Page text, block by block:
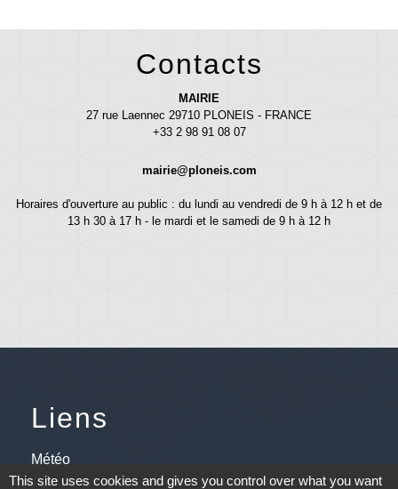
Contacts
MAIRIE
27 rue Laennec 29710 PLONEIS - FRANCE
+33 2 98 91 08 07
mairie@ploneis.com
Horaires d'ouverture au public : du lundi au vendredi de 9 h à 12 h et de
13 h 30 à 17 h - le mardi et le samedi de 9 h à 12 h
Liens
Météo
This site uses cookies and gives you control over what you want